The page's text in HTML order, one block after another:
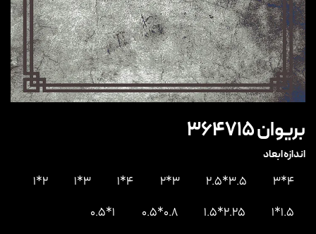
بریوان 364715
اندازه ابعاد
4*3
3.5*2.5
3*2
4*1
3*1
2*1
1.5*1
2.25*1.5
0.8*0.5
1*0.5